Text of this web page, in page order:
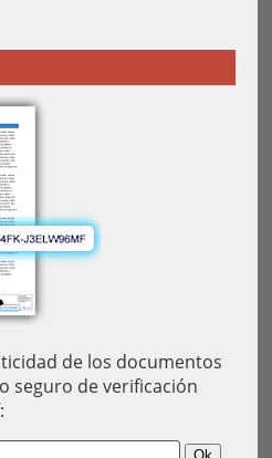
de los documentos
seguro de verificación